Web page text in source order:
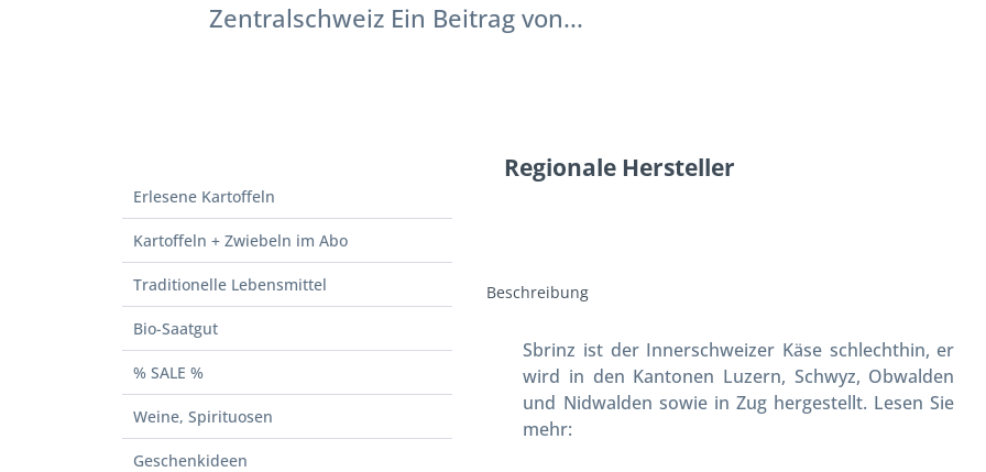
Zentralschweiz Ein Beitrag von...
Erlesene Kartoffeln
Kartoffeln + Zwiebeln im Abo
Traditionelle Lebensmittel
Bio-Saatgut
% SALE %
Weine, Spirituosen
Geschenkideen
Regionale Hersteller
Beschreibung
Sbrinz ist der Innerschweizer Käse schlechthin, er
wird in den Kantonen Luzern, Schwyz, Obwalden
und Nidwalden sowie in Zug hergestellt. Lesen Sie
mehr: